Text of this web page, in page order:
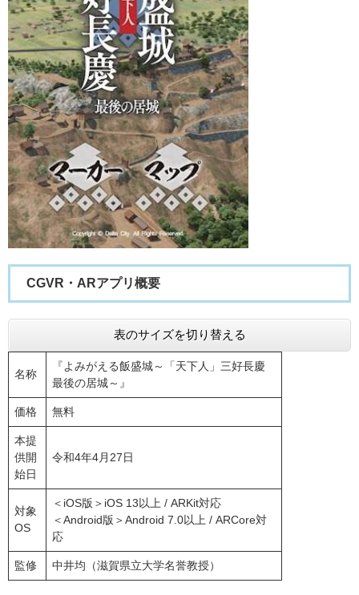
CGVR・ARアプリ概要
表のサイズを切り替える
名称
『よみがえる飯盛城～「天下人」三好長慶
最後の居城～』
価格 無料
本提
供開
始日
令和4年4月27日
対象
OS
＜iOS版＞iOS 13以上 / ARKit対応
＜Android版＞Android 7.0以上 / ARCore対
応
監修 中井均（滋賀県立大学名誉教授）